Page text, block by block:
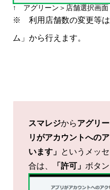
↑ アグリーン＞店舗選択画面
※ 利用店舗数の変更等は
ム」から行えます。
スマレジからアグリ
リがアカウントへの
います」 というメッ
合は、
「許可」 ボタ